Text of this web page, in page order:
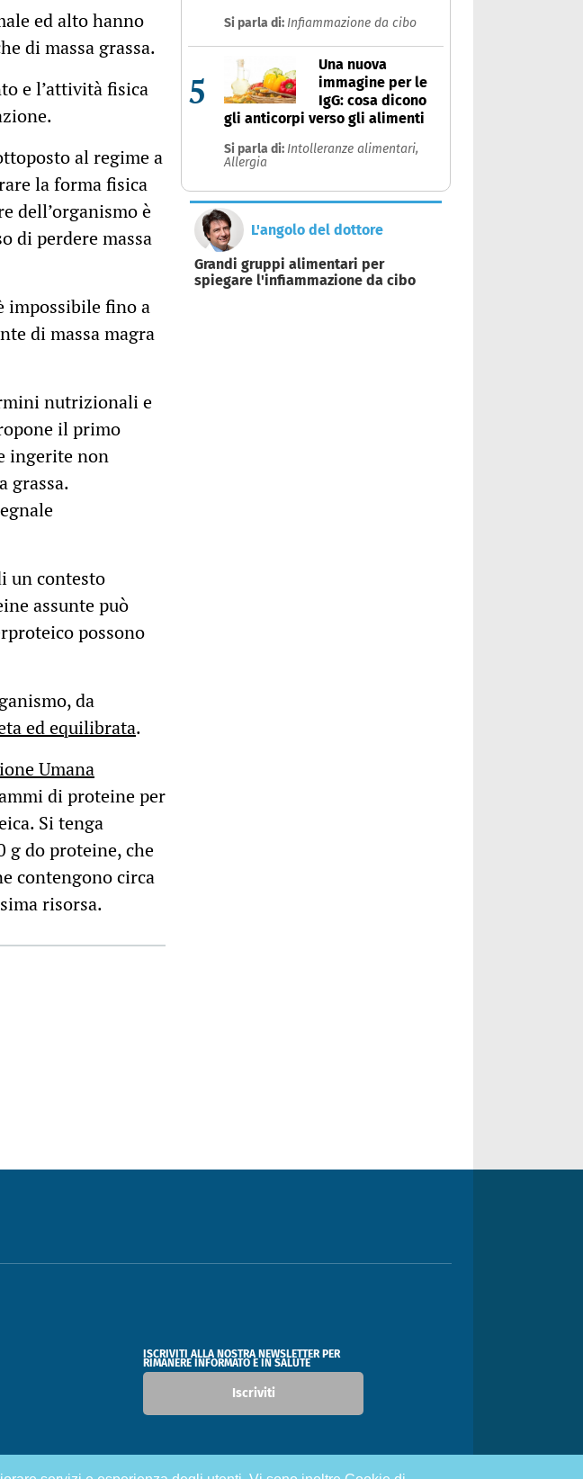
ed alto hanno
di massa grassa.
e l’attività fisica
al regime a
la forma fisica
dell’organismo è
di perdere massa
impossibile fino a
di massa magra
nutrizionali e
il primo
ingerite non
grassa.
un contesto
assunte può
possono
da
ed equilibrata.
Umana
di proteine per
Si tenga
g do proteine, che
contengono circa
risorsa.
Si parla di: Infiammazione da cibo
5
Una nuova
immagine per le
IgG: cosa dicono
gli anticorpi verso gli alimenti
Si parla di: Intolleranze alimentari,
Allergia
L'angolo del dottore
Grandi gruppi alimentari per
spiegare l'infiammazione da cibo
ISCRIVITI ALLA NOSTRA NEWSLETTER PER
RIMANERE INFORMATO E IN SALUTE
Iscriviti